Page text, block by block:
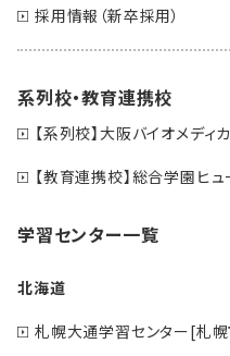
採用情報（新卒採用）
系列校・教育連携校
【系列校】大阪バイオメディ
【教育連携校】総合学園ヒ
学習センター一覧
北海道
札幌大通学習センター[札